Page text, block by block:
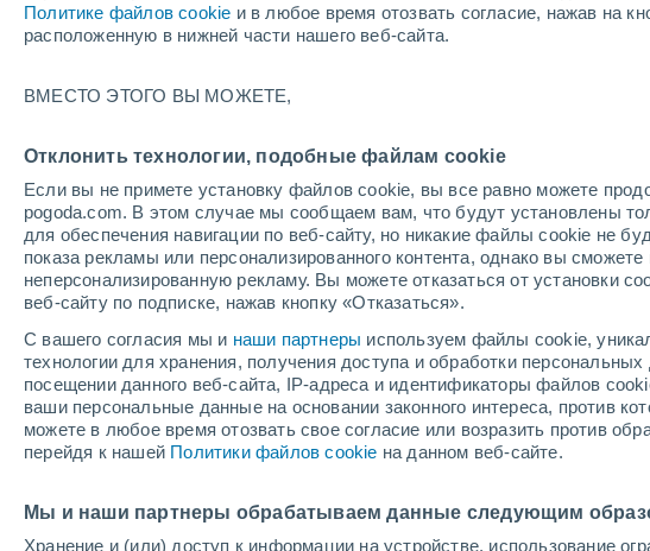
Политике файлов cookie и в любое время отозвать согласие, нажав на
расположенную в нижней части нашего веб-сайта.
ВМЕСТО ЭТОГО ВЫ МОЖЕТЕ,
Отклонить технологии, подобные файлам cookie
Если вы не примете установку файлов cookie, вы все равно можете
pogoda.com. В этом случае мы сообщаем вам, что будут установлены
для обеспечения навигации по веб-сайту, но никакие файлы cookie не
показа рекламы или персонализированного контента, однако вы
неперсонализированную рекламу. Вы можете отказаться от установки
веб-сайту по подписке, нажав кнопку «Отказаться».
С вашего согласия мы и наши партнеры используем файлы cookie,
технологии для хранения, получения доступа и обработки
посещении данного веб-сайта, IP-адреса и идентификаторы файлов
ваши персональные данные на основании законного интереса, против
можете в любое время отозвать свое согласие или возразить против
перейдя к нашей Политики файлов cookie на данном веб-сайте.
Мы и наши партнеры обрабатываем данные следующим
Хранение и (или) доступ к информации на устройстве, использование
Гуардалавака
+34°
+25°
Мир
Майяри
Куэто
+34°
+24°
Ольгин